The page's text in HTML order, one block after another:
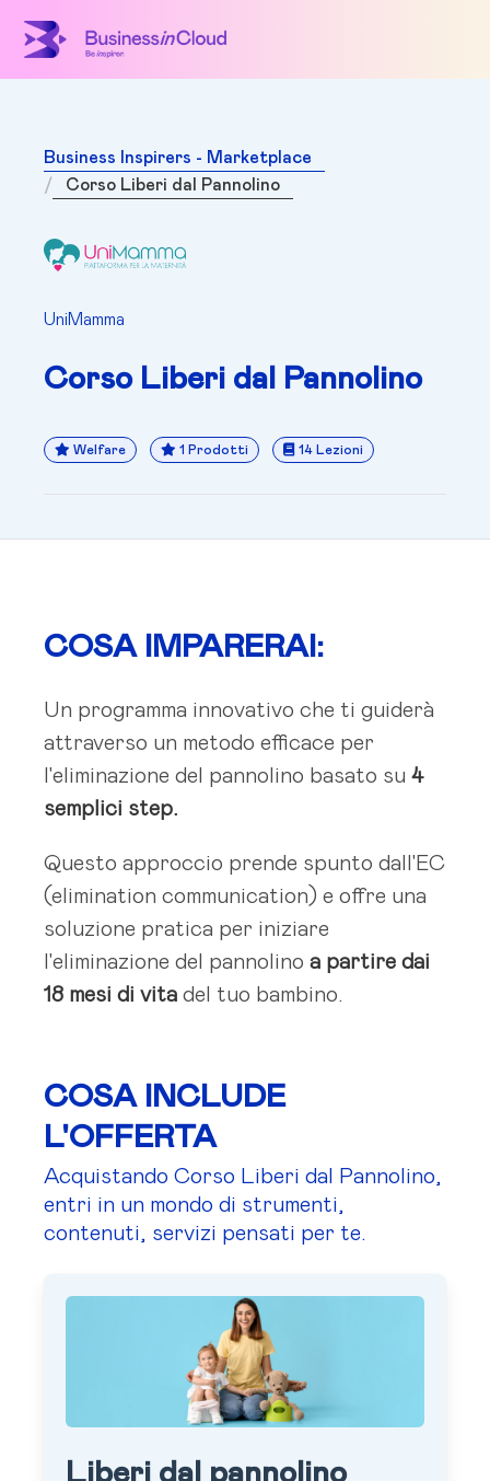
Business Inspirers - Marketplace
Corso Liberi dal Pannolino
UniMamma
Corso Liberi dal Pannolino
Welfare 1 Prodotti 14 Lezioni
COSA IMPARERAI:
Un programma innovativo che ti guiderà
attraverso un metodo efficace per
l'eliminazione del pannolino basato su 4
semplici step.
Questo approccio prende spunto dall'EC
(elimination communication) e offre una
soluzione pratica per iniziare
l'eliminazione del pannolino a partire dai
18 mesi di vita del tuo bambino.
COSA INCLUDE
L'OFFERTA
Acquistando Corso Liberi dal Pannolino,
entri in un mondo di strumenti,
contenuti, servizi pensati per te.
Liberi dal pannolino